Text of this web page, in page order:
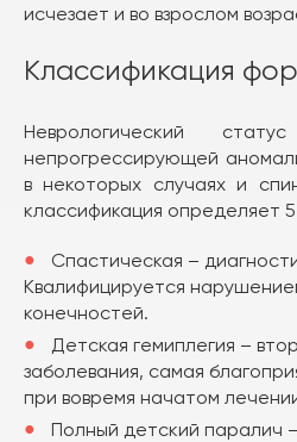
исчезает и во взрослом
Классификация
Неврологический
непрогрессирующей
в некоторых случаях и
классификация определяет
Спастическая –
Квалифицируется
конечностей.
Детская гемиплегия –
заболевания, самая
при вовремя начатом
Полный детский паралич